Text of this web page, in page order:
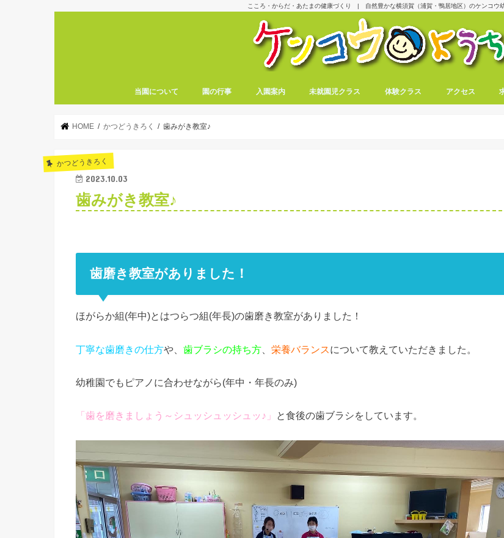
こころ・からだ・あたまの健康づくり | 自然豊かな横須賀（浦賀・鴨居地区）のケンコウ
当園について 園の行事 入園案内 未就園児クラス 体験クラス アクセス
HOME かつどうきろく 歯みがき教室♪
かつどうきろく
2023.10.03
歯みがき教室♪
歯磨き教室がありました！
ほがらか組(年中)とはつらつ組(年長)の歯磨き教室がありました！
丁寧な歯磨きの仕方や、 歯ブラシの持ち方 栄養バランスについて教えていただきました。
幼稚園でもピアノに合わせながら(年中・年長のみ)
「歯を磨きましょう～シュッシュッシュッ♪」 と食後の歯ブラシをしています。